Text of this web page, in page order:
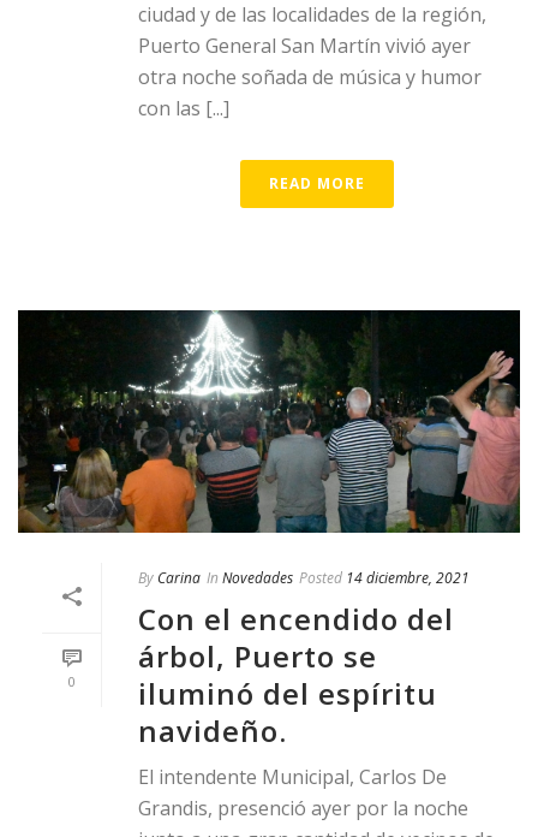
ciudad y de las localidades de la región,
Puerto General San Martín vivió ayer
otra noche soñada de música y humor
con las [...]
READ MORE
0
By Carina In Novedades Posted 14 diciembre, 2021
Con el encendido del
árbol, Puerto se
iluminó del espíritu
navideño.
El intendente Municipal, Carlos De
Grandis, presenció ayer por la noche